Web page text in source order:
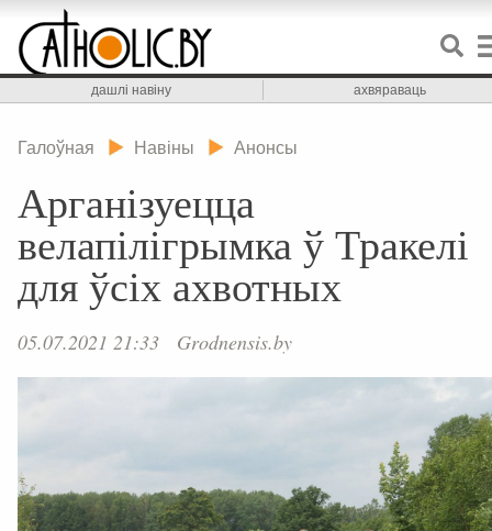
дашлі навіну ахвяраваць
Галоўная Навіны Анонсы
Арганізуецца
велапілігрымка ў Тракелі
для ўсіх ахвотных
05.07.2021 21:33 Grodnensis.by